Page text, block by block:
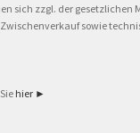
sich zzgl. der
sowie
hier ►